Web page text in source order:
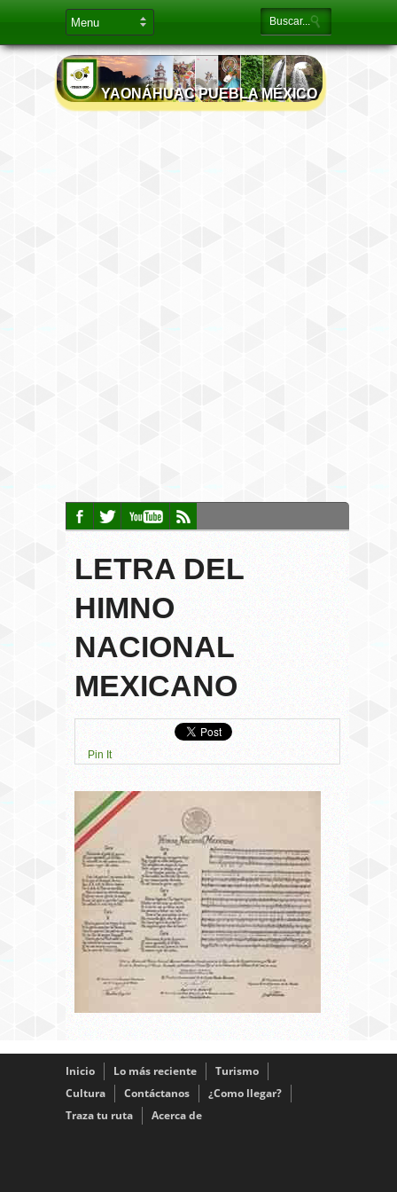
YAONÁHUAC PUEBLA MÉXICO
LETRA DEL
HIMNO
NACIONAL
MEXICANO
Pin It
Inicio Lo más reciente
Turismo
Cultura
Contáctanos
¿Como llegar?
Traza tu ruta
Acerca de